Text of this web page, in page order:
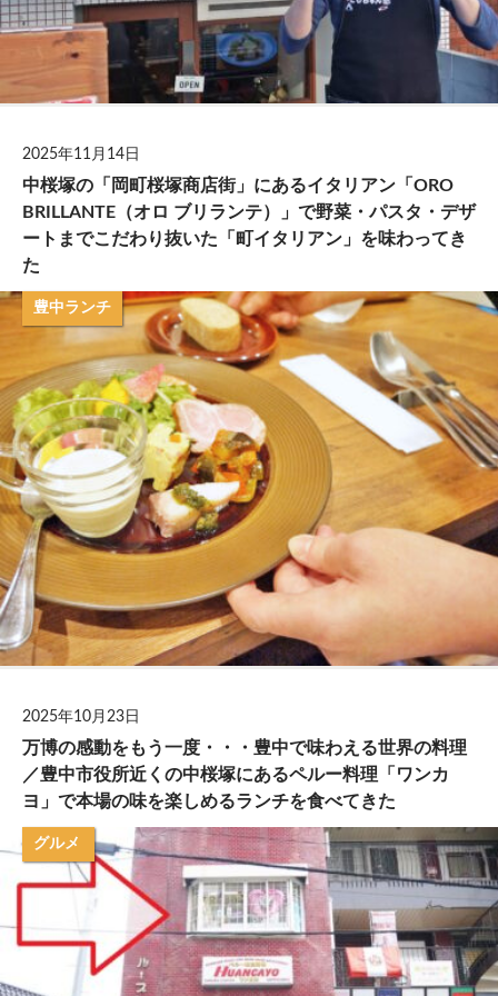
2025年11月14日
中桜塚の「岡町桜塚商店街」にあるイタリアン「ORO
BRILLANTE（オロ ブリランテ）」で野菜・パスタ・デザ
ートまでこだわり抜いた「町イタリアン」を味わってき
た
豊中ランチ
2025年10月23日
万博の感動をもう一度・・・豊中で味わえる世界の料理
／豊中市役所近くの中桜塚にあるペルー料理「ワンカ
ヨ」で本場の味を楽しめるランチを食べてきた
グルメ